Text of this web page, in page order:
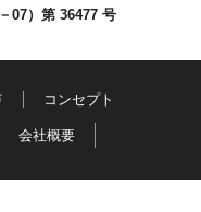
07）第 36477 号
コンセプト
会社概要